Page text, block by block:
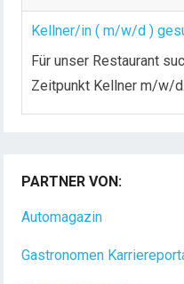
Kellner/in ( m/w/d )
Für unser Restaurant
Zeitpunkt Kellner m/w/
Dein Arbeitsplatz mit
(m/w/d) Du bist
PARTNER VON:
Automagazin
Gastronomen